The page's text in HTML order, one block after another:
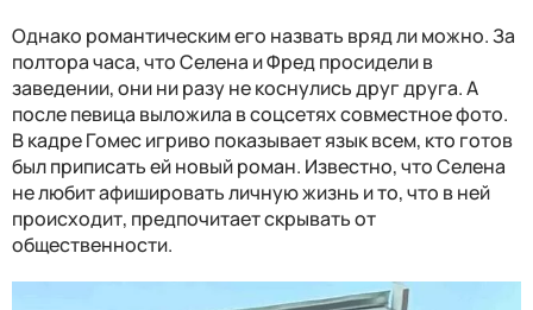
Однако романтическим его назвать вряд ли можно. За
полтора часа, что Селена и Фред просидели в
заведении, они ни разу не коснулись друг друга. А
после певица выложила в соцсетях совместное фото.
В кадре Гомес игриво показывает язык всем, кто готов
был приписать ей новый роман. Известно, что Селена
не любит афишировать личную жизнь и то, что в ней
происходит, предпочитает скрывать от
общественности.